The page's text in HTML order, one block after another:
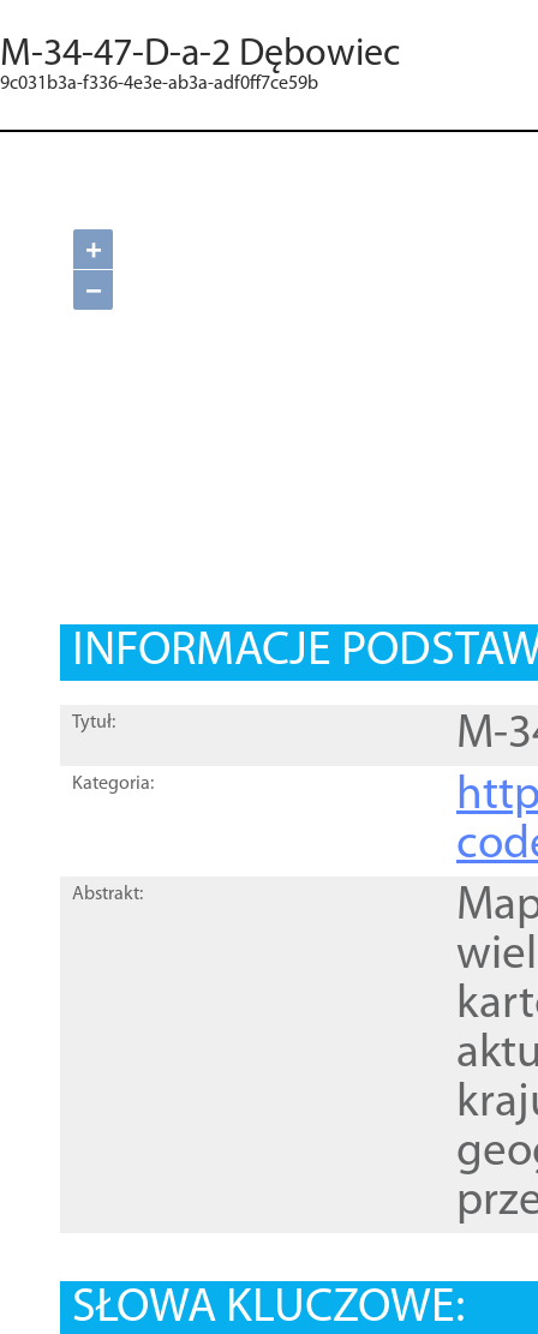
M-34-47-D-a-2 Dębowiec
9c031b3a-f336-4e3e-ab3a-adf0ff7ce59b
+
−
INFORMACJE
Tytuł: M-
Kategoria:
Abstrakt:
SŁOWA KLUCZOWE: